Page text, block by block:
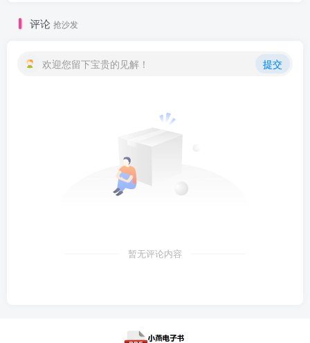
评论 抢沙发
欢迎您留下宝贵的见解！ 提交
暂无评论内容